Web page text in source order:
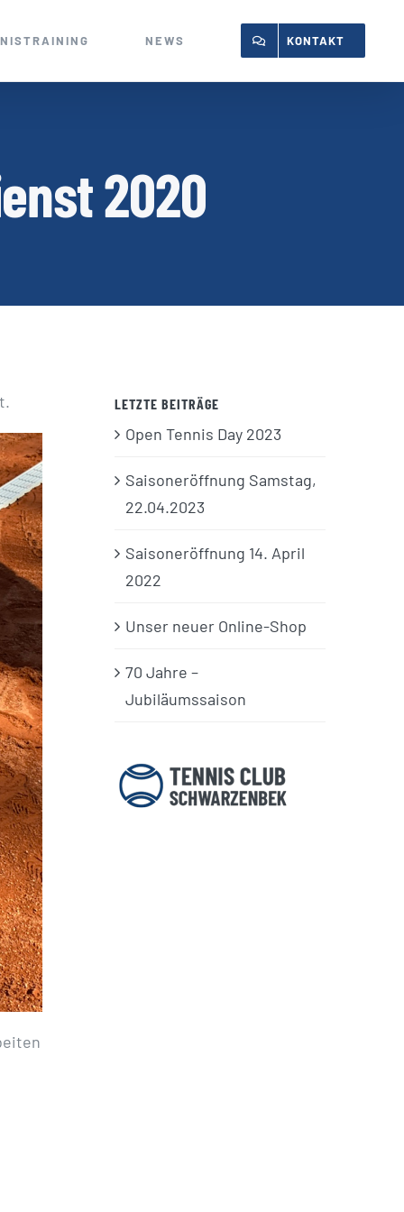
NEWS KONTAKT
2020
LETZTE BEITRÄGE
Open Tennis Day 2023
Saisoneröffnung Samstag,
22.04.2023
Saisoneröffnung 14. April
2022
Unser neuer Online-Shop
70 Jahre –
Jubiläumssaison